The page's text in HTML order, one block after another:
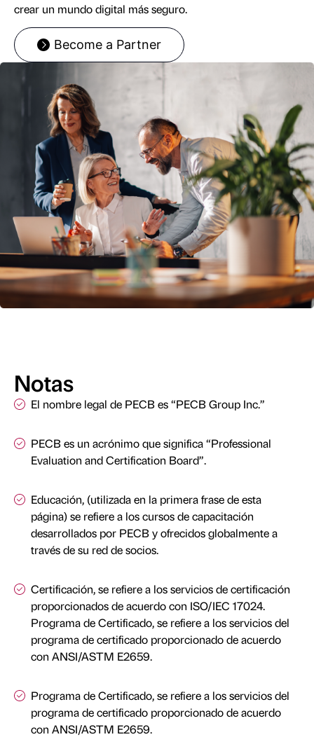
crear un mundo digital más seguro.
Become a Partner
Notas
El nombre legal de PECB es “PECB Group Inc.”
PECB es un acrónimo que significa “Professional
Evaluation and Certification Board”.
Educación, (utilizada en la primera frase de esta
página) se refiere a los cursos de capacitación
desarrollados por PECB y ofrecidos globalmente a
través de su red de socios.
Certificación, se refiere a los servicios de certificación
proporcionados de acuerdo con ISO/IEC 17024.
Programa de Certificado, se refiere a los servicios del
programa de certificado proporcionado de acuerdo
con ANSI/ASTM E2659.
Programa de Certificado, se refiere a los servicios del
programa de certificado proporcionado de acuerdo
con ANSI/ASTM E2659.